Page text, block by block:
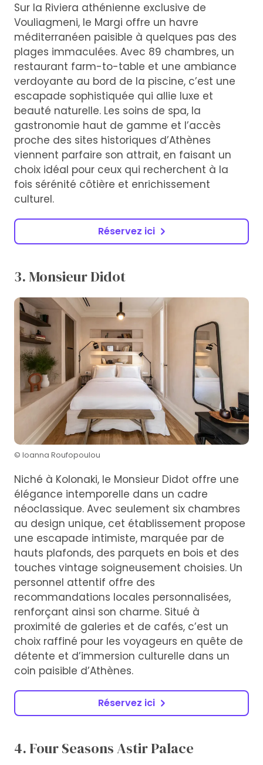
Sur la Riviera athénienne exclusive de
Vouliagmeni, le Margi offre un havre
méditerranéen paisible à quelques pas des
plages immaculées. Avec 89 chambres, un
restaurant farm-to-table et une ambiance
verdoyante au bord de la piscine, c’est une
escapade sophistiquée qui allie luxe et
beauté naturelle. Les soins de spa, la
gastronomie haut de gamme et l’accès
proche des sites historiques d’Athènes
viennent parfaire son attrait, en faisant un
choix idéal pour ceux qui recherchent à la
fois sérénité côtière et enrichissement
culturel.
Réservez ici
3. Monsieur Didot
© Ioanna Roufopoulou
Niché à Kolonaki, le Monsieur Didot offre une
élégance intemporelle dans un cadre
néoclassique. Avec seulement six chambres
au design unique, cet établissement propose
une escapade intimiste, marquée par de
hauts plafonds, des parquets en bois et des
touches vintage soigneusement choisies. Un
personnel attentif offre des
recommandations locales personnalisées,
renforçant ainsi son charme. Situé à
proximité de galeries et de cafés, c’est un
choix raffiné pour les voyageurs en quête de
détente et d’immersion culturelle dans un
coin paisible d’Athènes.
Réservez ici
4. Four Seasons Astir Palace